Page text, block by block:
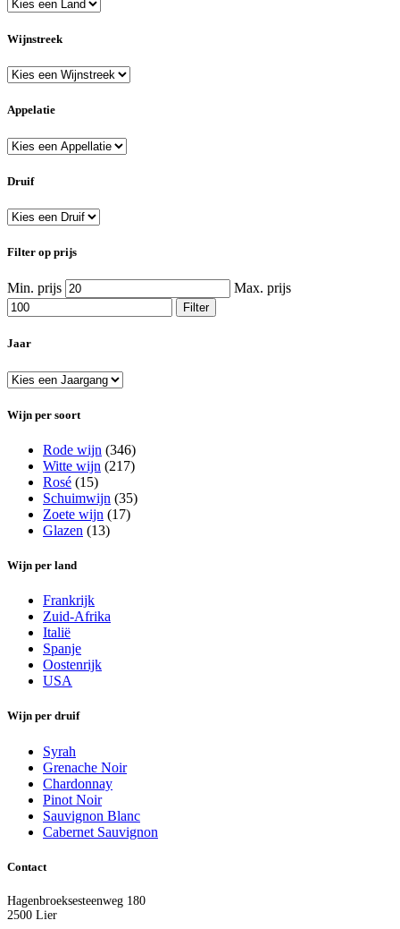
Wijnstreek
Appelatie
Druif
Filter op prijs
Min. prijs Max. prijs
Filter
Jaar
Wijn per soort
Rode wijn (346)
Witte wijn (217)
Rosé (15)
Schuimwijn (35)
Zoete wijn (17)
Glazen (13)
Wijn per land
Frankrijk
Zuid-Afrika
Italië
Spanje
Oostenrijk
USA
Wijn per druif
Syrah
Grenache Noir
Chardonnay
Pinot Noir
Sauvignon Blanc
Cabernet Sauvignon
Contact
Hagenbroeksesteenweg 180
2500 Lier